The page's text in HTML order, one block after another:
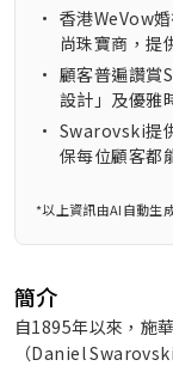
• 香港WeVow
尚珠寶商，提
• 顧客普遍讚賞
設計」及優雅
• Swarovski提
保每位顧客都
*以上資訊由AI自動生
簡介
自1895年以來，施
（Daniel